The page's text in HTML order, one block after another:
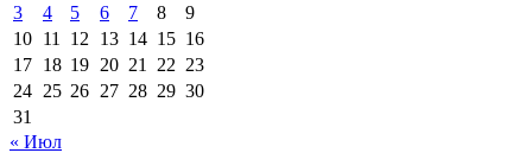
3
4 5 6 7 8
9
10 11 12 13 14 15 16
17 18 19 20 21 22 23
24 25 26 27 28 29 30
31
« Июл